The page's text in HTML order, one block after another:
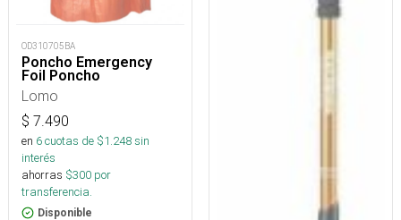
OD310705BA
Poncho Emergency
Foil Poncho
Lomo
$ 7.490
en 6cuotas de $1.248sin
interés
ahorras $300 por
transferencia.
Disponible